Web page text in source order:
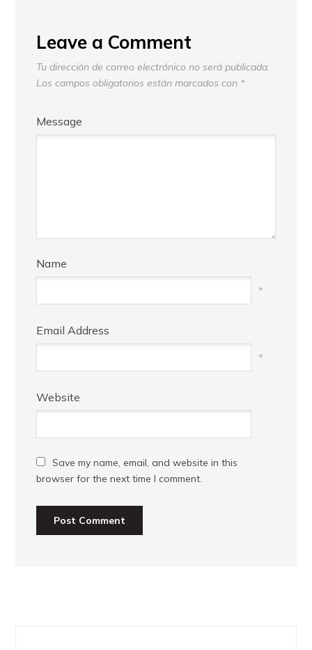
Leave a Comment
Tu dirección de correo electrónico no será publicada.
Los campos obligatorios están marcados con *
Message
Name
*
Email Address
*
Website
Save my name, email, and website in this
browser for the next time I comment.